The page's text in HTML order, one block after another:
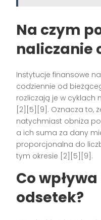
Na czym
naliczanie
Instytucje finansowe
codziennie od
rozliczają je w cyklach
[2][5][9]. Oznacza to,
natychmiast obniża
a ich suma za dany
proporcjonalna do
tym okresie [2][5][9].
Co
odsetek?